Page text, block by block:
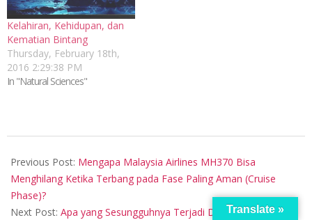
Kelahiran, Kehidupan, dan
Kematian Bintang
Thursday, February 18th,
2016 2:29:38 PM
In "Natural Sciences"
04-
15
Previous Post: Mengapa Malaysia Airlines MH370 Bisa
Menghilang Ketika Terbang pada Fase Paling Aman (Cruise
Phase)?
Next Post: Apa yang Sesungguhnya Terjadi Di Balik Jatuhnya
Translate »